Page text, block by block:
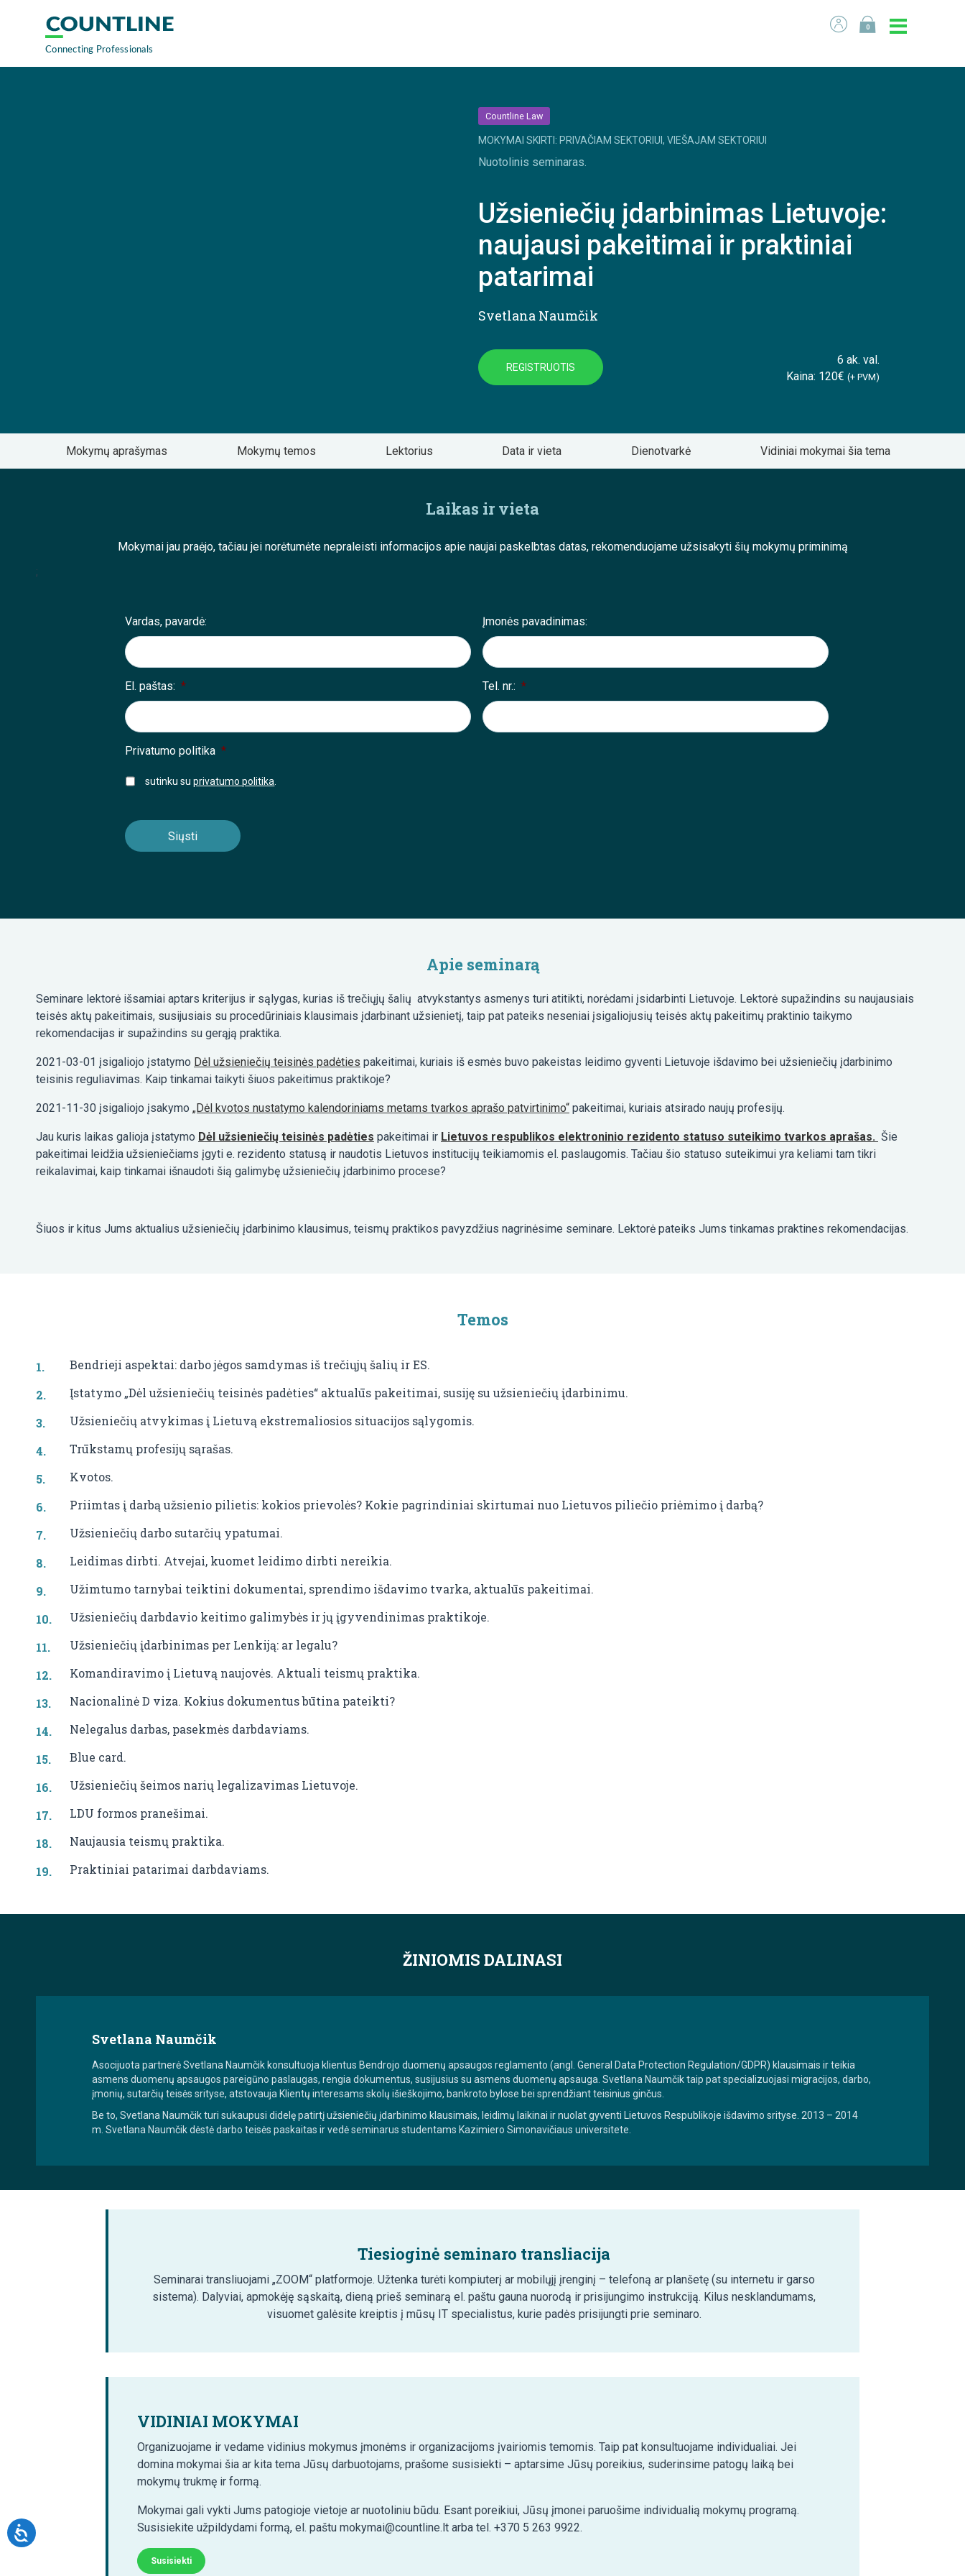
0
Countline Law
MOKYMAI SKIRTI: PRIVAČIAM SEKTORIUI, VIEŠAJAM SEKTORIUI
Nuotolinis seminaras.
Užsieniečių įdarbinimas Lietuvoje:
naujausi pakeitimai ir praktiniai
patarimai
Svetlana Naumčik
REGISTRUOTIS
6 ak. val.
Kaina: 120€ (+ PVM)
Mokymų aprašymas Mokymų temos Lektorius Data ir vieta Dienotvarkė Vidiniai mokymai šia tema
Laikas ir vieta
Mokymai jau praėjo, tačiau jei norėtumėte nepraleisti informacijos apie naujai paskelbtas datas, rekomenduojame užsisakyti šių mokymų priminimą
;
Vardas, pavardė: Įmonės pavadinimas:
El. paštas: * Tel. nr.: *
Privatumo politika *
sutinku suprivatumo politika
Apie seminarą
Seminare lektorė išsamiai aptars kriterijus ir sąlygas, kurias iš trečiųjų šalių atvykstantys asmenys turi atitikti, norėdami įsidarbinti Lietuvoje. Lektorė supažindins su naujausiais
teisės aktų pakeitimais, susijusiais su procedūriniais klausimais įdarbinant užsienietį, taip pat pateiks neseniai įsigaliojusių teisės aktų pakeitimų praktinio taikymo
rekomendacijas ir supažindins su gerąją praktika.
2021-03-01 įsigaliojo įstatymo Dėl užsieniečių teisinės padėties pakeitimai, kuriais iš esmės buvo pakeistas leidimo gyventi Lietuvoje išdavimo bei užsieniečių įdarbinimo
teisinis reguliavimas. Kaip tinkamai taikyti šiuos pakeitimus praktikoje?
2021-11-30 įsigaliojo įsakymo „Dėl kvotos nustatymo kalendoriniams metams tvarkos aprašo patvirtinimo“ pakeitimai, kuriais atsirado naujų profesijų.
Jau kuris laikas galioja įstatymo Dėl užsieniečių teisinės padėties pakeitimai ir Lietuvos respublikos elektroninio rezidento statuso suteikimo tvarkos aprašas. Šie
pakeitimai leidžia užsieniečiams įgyti e. rezidento statusą ir naudotis Lietuvos institucijų teikiamomis el. paslaugomis. Tačiau šio statuso suteikimui yra keliami tam tikri
reikalavimai, kaip tinkamai išnaudoti šią galimybę užsieniečių įdarbinimo procese?
Šiuos ir kitus Jums aktualius užsieniečių įdarbinimo klausimus, teismų praktikos pavyzdžius nagrinėsime seminare. Lektorė pateiks Jums tinkamas praktines rekomendacijas.
Temos
Bendrieji aspektai: darbo jėgos samdymas iš trečiųjų šalių ir ES.
Įstatymo „Dėl užsieniečių teisinės padėties“ aktualūs pakeitimai, susiję su užsieniečių įdarbinimu.
Užsieniečių atvykimas į Lietuvą ekstremaliosios situacijos sąlygomis.
Trūkstamų profesijų sąrašas.
Kvotos.
Priimtas į darbą užsienio pilietis: kokios prievolės? Kokie pagrindiniai skirtumai nuo Lietuvos piliečio priėmimo į darbą?
Užsieniečių darbo sutarčių ypatumai.
Leidimas dirbti. Atvejai, kuomet leidimo dirbti nereikia.
Užimtumo tarnybai teiktini dokumentai, sprendimo išdavimo tvarka, aktualūs pakeitimai.
Užsieniečių darbdavio keitimo galimybės ir jų įgyvendinimas praktikoje.
Užsieniečių įdarbinimas per Lenkiją: ar legalu?
Komandiravimo į Lietuvą naujovės. Aktuali teismų praktika.
Nacionalinė D viza. Kokius dokumentus būtina pateikti?
Nelegalus darbas, pasekmės darbdaviams.
Blue card.
Užsieniečių šeimos narių legalizavimas Lietuvoje.
LDU formos pranešimai.
Naujausia teismų praktika.
Praktiniai patarimai darbdaviams.
ŽINIOMIS DALINASI
Svetlana Naumčik
Asocijuota partnerė Svetlana Naumčik konsultuoja klientus Bendrojo duomenų apsaugos reglamento (angl. General Data Protection Regulation/GDPR) klausimais ir teikia
asmens duomenų apsaugos pareigūno paslaugas, rengia dokumentus, susijusius su asmens duomenų apsauga. Svetlana Naumčik taip pat specializuojasi migracijos, darbo,
įmonių, sutarčių teisės srityse, atstovauja Klientų interesams skolų išieškojimo, bankroto bylose bei sprendžiant teisinius ginčus.
Be to, Svetlana Naumčik turi sukaupusi didelę patirtį užsieniečių įdarbinimo klausimais, leidimų laikinai ir nuolat gyventi Lietuvos Respublikoje išdavimo srityse. 2013 – 2014
m. Svetlana Naumčik dėstė darbo teisės paskaitas ir vedė seminarus studentams Kazimiero Simonavičiaus universitete.
Tiesioginė seminaro transliacija
Seminarai transliuojami „ZOOM“ platformoje. Užtenka turėti kompiuterį ar mobilųjį įrenginį – telefoną ar planšetę (su internetu ir garso
sistema). Dalyviai, apmokėję sąskaitą, dieną prieš seminarą el. paštu gauna nuorodą ir prisijungimo instrukciją. Kilus nesklandumams,
visuomet galėsite kreiptis į mūsų IT specialistus, kurie padės prisijungti prie seminaro.
VIDINIAI MOKYMAI
Organizuojame ir vedame vidinius mokymus įmonėms ir organizacijoms įvairiomis temomis. Taip pat konsultuojame individualiai. Jei
domina mokymai šia ar kita tema Jūsų darbuotojams, prašome susisiekti – aptarsime Jūsų poreikius, suderinsime patogų laiką bei
mokymų trukmę ir formą.
Mokymai gali vykti Jums patogioje vietoje ar nuotoliniu būdu. Esant poreikiui, Jūsų įmonei paruošime individualią mokymų programą.
Susisiekite užpildydami formą, el. paštu mokymai@countline.lt arba tel. +370 5 263 9922.
Susisiekti